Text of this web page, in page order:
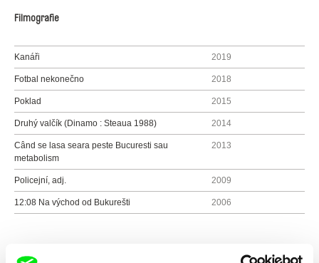
Filmografie
Kanáři 2019
Fotbal nekonečno 2018
Poklad 2015
Druhý valčík (Dinamo : Steaua 1988) 2014
Când se lasa seara peste Bucuresti sau
metabolism
2013
Policejní, adj. 2009
12:08 Na východ od Bukurešti 2006